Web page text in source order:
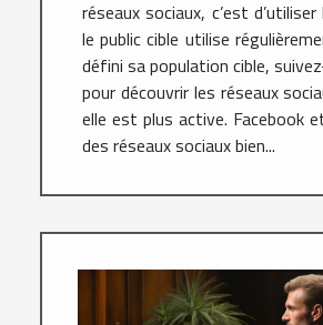
réseaux sociaux, c’est
le public cible utilise
défini sa population cible,
pour découvrir les réseaux
elle est plus active. Facebook
des réseaux sociaux bien...